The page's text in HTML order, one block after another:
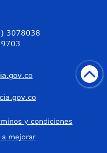
3078038
y condiciones
a mejorar